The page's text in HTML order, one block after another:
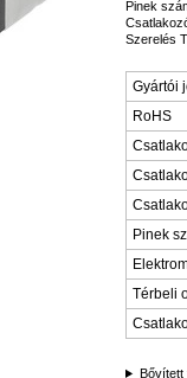
Pinek
Szerelés
Gyártói
RoHS
Pinek
Térbeli
Bővített